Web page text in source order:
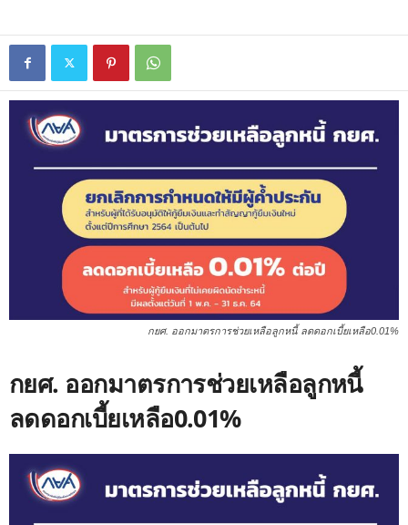
กยศ. ออกมาตรการช่วยเหลือลูกหนี้ ลดดอกเบี้ยเหลือ0.01%
กยศ. ออกมาตรการช่วยเหลือลูกหนี้
ลดดอกเบี้ยเหลือ0.01%